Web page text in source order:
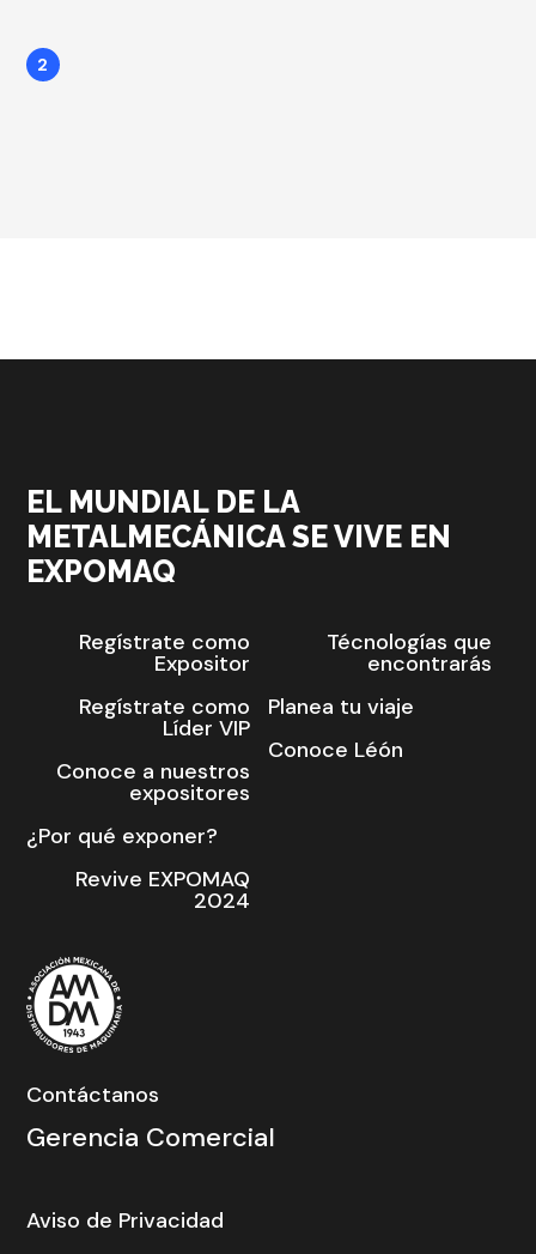
2
EL MUNDIAL DE LA
METALMECÁNICA SE VIVE EN
EXPOMAQ
Regístrate como
Expositor
Regístrate como
Líder VIP
Conoce a nuestros
expositores
¿Por qué exponer?
Revive EXPOMAQ
2024
Técnologías que
encontrarás
Planea tu viaje
Conoce Léón
Contáctanos
Gerencia Comercial
Aviso de Privacidad